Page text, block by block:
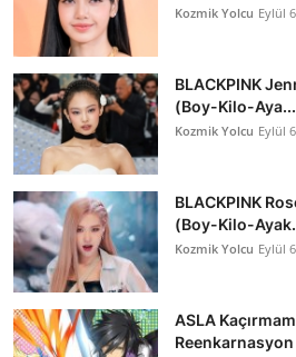
Kozmik Yolcu Eylül
BLACKPINK
(Boy-Kilo-Aya...
Kozmik Yolcu Eylül
BLACKPINK
(Boy-Kilo-
Kozmik Yolcu Eylül
ASLA